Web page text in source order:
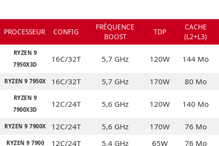
PROCESSEUR CONFIG
FRÉQUENCE
BOOST
TDP
CACHE
(L2+L3)
RYZEN 9
7950X3D
16C/32T 5,7 GHz 120W 144 Mo
RYZEN 9 7950X 16C/32T 5,7 GHz 170W 80 Mo
RYZEN 9
7900X3D
12C/24T 5,6 GHz 120W 140 Mo
RYZEN 9 7900X 12C/24T 5,6 GHz 170W 76 Mo
RYZEN 9 7900 12C/24T 5,4 GHz 65W 76 Mo